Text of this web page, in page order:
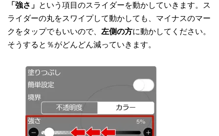
「強さ」 という項目のスライダーを動かしていきます。ス
ライダーの丸をスワイプして動かしても、マイナスのマー
クをタップでもいいので、 左側の方に動かしてください。
そうすると％がどんどん減っていきます。